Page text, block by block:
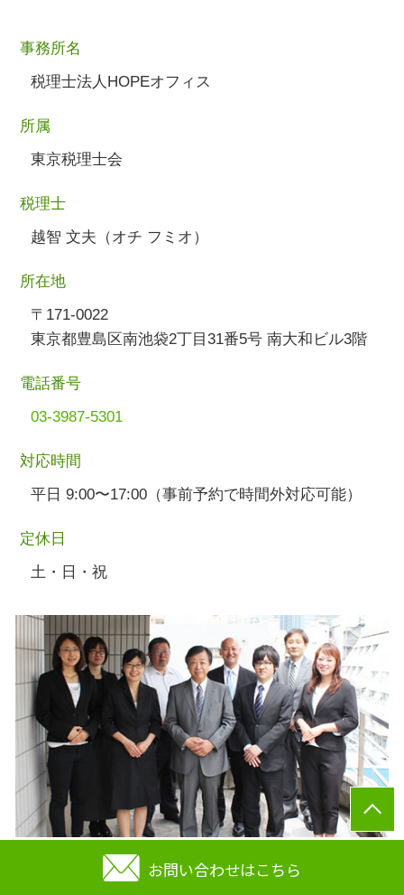
お問い合わせはこちら
事務所名
税理士法人HOPEオフィス
所属
東京税理士会
税理士
越智 文夫（オチ フミオ）
所在地
〒171-0022
東京都豊島区南池袋2丁目31番5号 南大和ビル3階
電話番号
03-3987-5301
対応時間
平日 9:00〜17:00（事前予約で時間外対応可能）
定休日
土・日・祝